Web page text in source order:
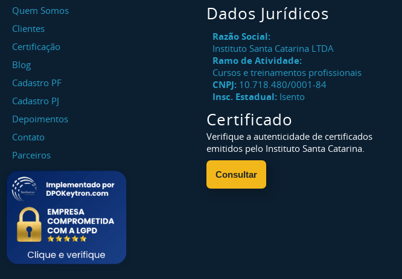
Quem Somos
Clientes
Certificação
Blog
Cadastro PF
Cadastro PJ
Depoimentos
Contato
Parceiros
Dados Jurídicos
Razão Social:
Instituto Santa Catarina LTDA
Ramo de Atividade:
Cursos e treinamentos profissionais
CNPJ: 10.718.480/0001-84
Insc. Estadual: Isento
Certificado
Verifique a autenticidade de certificados
emitidos pelo Instituto Santa Catarina.
Consultar